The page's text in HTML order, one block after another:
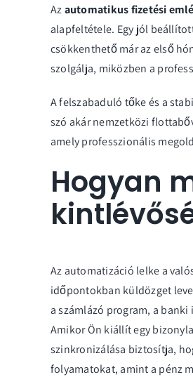
Azautomatikus fizetési
alapfeltétele. Egy jól
csökkenthető már az első
szolgálja, miközben a
A felszabaduló tőke és a
szó akár nemzetközi
amely professzionális
Hogyan
Az automatizáció lelke a
időpontokban küldözget
a számlázó program, a banki
Amikor Ön kiállít egy
szinkronizálása biztosítja,
folyamatokat, amint a pénz